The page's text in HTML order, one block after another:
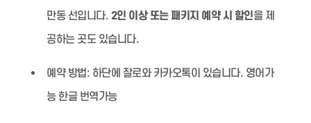
만동 선입니다. 2인 이상 또는 패키지 예약 시 할인을 제
공하는 곳도 있습니다.
예약 방법: 하단에 잘로와 카카오톡이 있습니다. 영어가
능 한글 번역가능